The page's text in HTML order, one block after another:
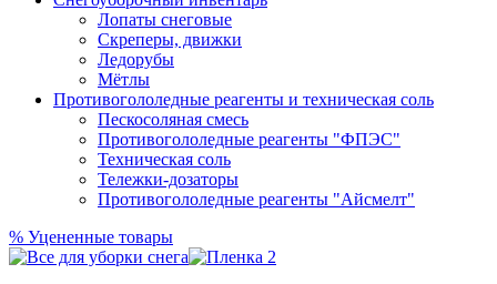
Лопаты снеговые
Скреперы, движки
Ледорубы
Мётлы
Противогололедные реагенты и техническая соль
Пескосоляная смесь
Противогололедные реагенты "ФПЭС"
Техническая соль
Тележки-дозаторы
Противогололедные реагенты "Айсмелт"
% Уцененные товары